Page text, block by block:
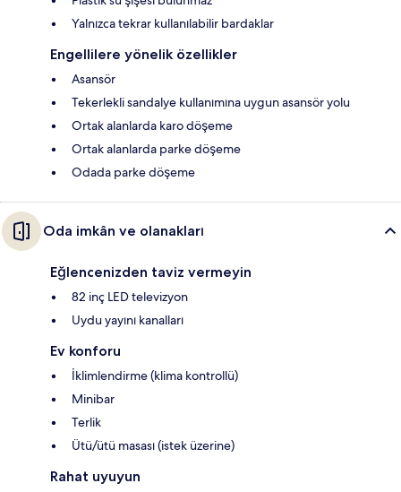
Yalnızca tekrar kullanılabilir bardaklar
Engellilere yönelik özellikler
Asansör
Tekerlekli sandalye kullanımına uygun asansör yolu
Ortak alanlarda karo döşeme
Ortak alanlarda parke döşeme
Odada parke döşeme
Oda imkân ve olanakları
Eğlencenizden taviz vermeyin
82 inç LED televizyon
Uydu yayını kanalları
Ev konforu
İklimlendirme (klima kontrollü)
Minibar
Terlik
Ütü/ütü masası (istek üzerine)
Rahat uyuyun